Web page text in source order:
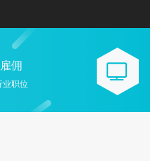
佣
业职位